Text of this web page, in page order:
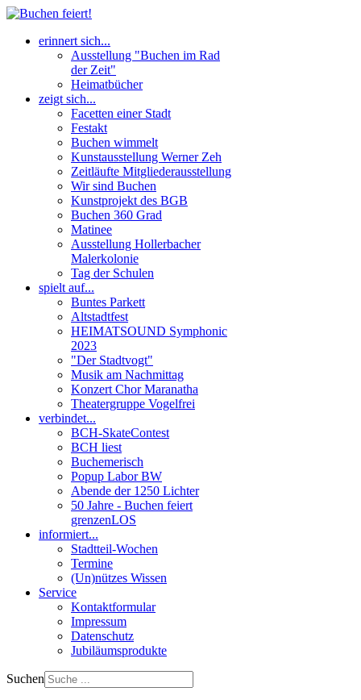
erinnert sich...
Ausstellung "Buchen im Rad
der Zeit"
Heimatbücher
zeigt sich...
Facetten einer Stadt
Festakt
Buchen wimmelt
Kunstausstellung Werner Zeh
Zeitläufte Mitgliederausstellung
Wir sind Buchen
Kunstprojekt des BGB
Buchen 360 Grad
Matinee
Ausstellung Hollerbacher
Malerkolonie
Tag der Schulen
spielt auf...
Buntes Parkett
Altstadtfest
HEIMATSOUND Symphonic
2023
"Der Stadtvogt"
Musik am Nachmittag
Konzert Chor Maranatha
Theatergruppe Vogelfrei
verbindet...
BCH-SkateContest
BCH liest
Buchemerisch
Popup Labor BW
Abende der 1250 Lichter
50 Jahre - Buchen feiert
grenzenLOS
informiert...
Stadtteil-Wochen
Termine
(Un)nützes Wissen
Service
Kontaktformular
Impressum
Datenschutz
Jubiläumsprodukte
Suchen